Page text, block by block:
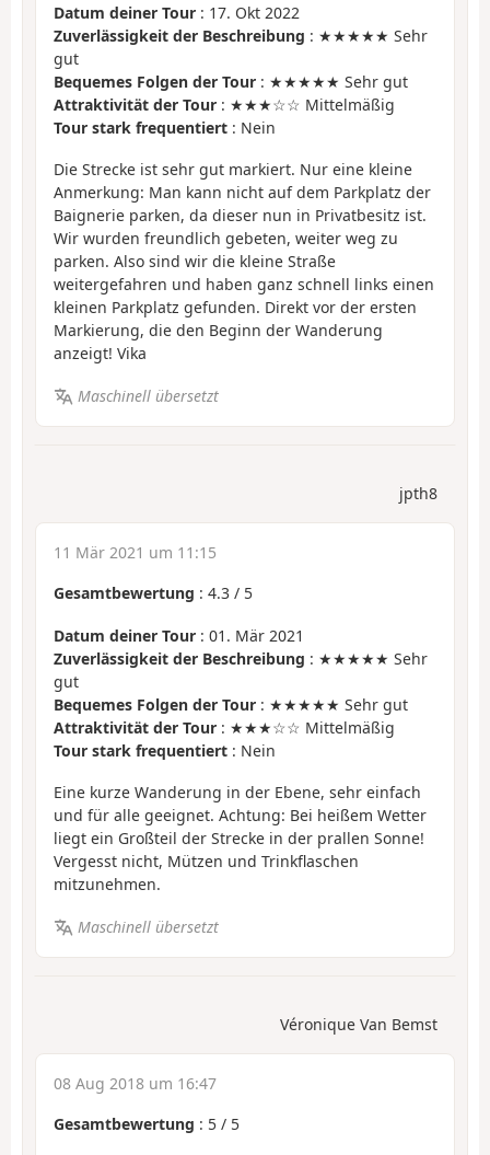
Datum deiner Tour : 17. Okt 2022
Zuverlässigkeit der Beschreibung : ★★★★★ Sehr
gut
Bequemes Folgen der Tour : ★★★★★ Sehr gut
Attraktivität der Tour : ★★★☆☆ Mittelmäßig
Tour stark frequentiert : Nein
Die Strecke ist sehr gut markiert. Nur eine kleine
Anmerkung: Man kann nicht auf dem Parkplatz der
Baignerie parken, da dieser nun in Privatbesitz ist.
Wir wurden freundlich gebeten, weiter weg zu
parken. Also sind wir die kleine Straße
weitergefahren und haben ganz schnell links einen
kleinen Parkplatz gefunden. Direkt vor der ersten
Markierung, die den Beginn der Wanderung
anzeigt! Vika
Maschinell übersetzt
jpth8
11 Mär 2021 um 11:15
Gesamtbewertung : 4.3 / 5
Datum deiner Tour : 01. Mär 2021
Zuverlässigkeit der Beschreibung : ★★★★★ Sehr
gut
Bequemes Folgen der Tour : ★★★★★ Sehr gut
Attraktivität der Tour : ★★★☆☆ Mittelmäßig
Tour stark frequentiert : Nein
Eine kurze Wanderung in der Ebene, sehr einfach
und für alle geeignet. Achtung: Bei heißem Wetter
liegt ein Großteil der Strecke in der prallen Sonne!
Vergesst nicht, Mützen und Trinkflaschen
mitzunehmen.
Maschinell übersetzt
Véronique Van Bemst
08 Aug 2018 um 16:47
Gesamtbewertung : 5 / 5